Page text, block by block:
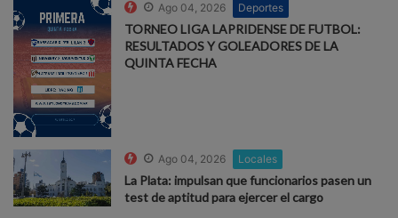
Ago 04, 2026 Deportes
TORNEO LIGA LAPRIDENSE DE FUTBOL:
RESULTADOS Y GOLEADORES DE LA
QUINTA FECHA
Ago 04, 2026 Locales
La Plata: impulsan que funcionarios pasen un
test de aptitud para ejercer el cargo